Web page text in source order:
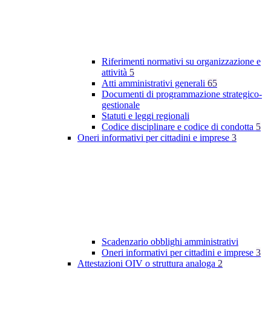
Riferimenti normativi su organizzazione e
attività 5
Atti amministrativi generali 65
Documenti di programmazione strategico-
gestionale
Statuti e leggi regionali
Codice disciplinare e codice di condotta 5
Oneri informativi per cittadini e imprese 3
Scadenzario obblighi amministrativi
Oneri informativi per cittadini e imprese 3
Attestazioni OIV o struttura analoga 2